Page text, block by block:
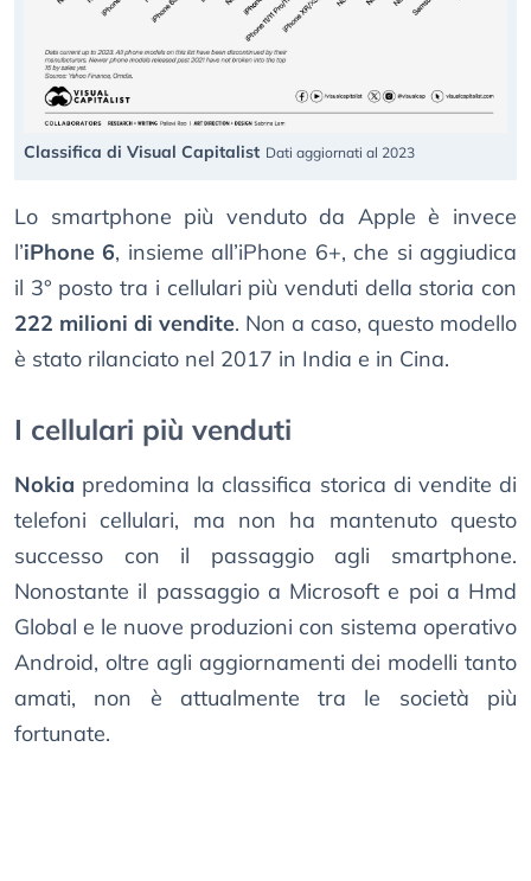
Classifica di Visual Capitalist Dati aggiornati al 2023
Lo smartphone più venduto da Apple è invece
l’iPhone 6, insieme all’iPhone 6+, che si aggiudica
il 3° posto tra i cellulari più venduti della storia con
222 milioni di vendite. Non a caso, questo modello
è stato rilanciato nel 2017 in India e in Cina.
I cellulari più venduti
Nokia predomina la classifica storica di vendite di
telefoni cellulari, ma non ha mantenuto questo
successo con il passaggio agli smartphone.
Nonostante il passaggio a Microsoft e poi a Hmd
Global e le nuove produzioni con sistema operativo
Android, oltre agli aggiornamenti dei modelli tanto
amati, non è attualmente tra le società più
fortunate.